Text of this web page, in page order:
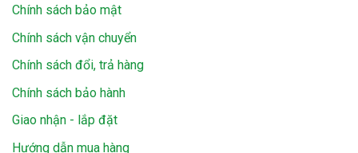
Chính sách bảo mật
Chính sách vận chuyển
Chính sách đổi, trả hàng
Chính sách bảo hành
Giao nhận - lắp đặt
Hướng dẫn mua hàng